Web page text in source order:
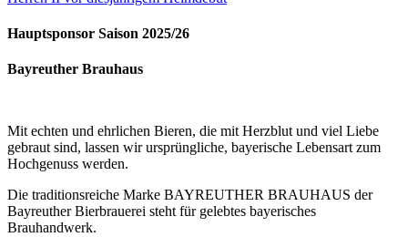
Hauptsponsor Saison 2025/26
Bayreuther Brauhaus
Mit echten und ehrlichen Bieren, die mit Herzblut und viel Liebe
gebraut sind, lassen wir ursprüngliche, bayerische Lebensart zum
Hochgenuss werden.
Die traditionsreiche Marke BAYREUTHER BRAUHAUS der
Bayreuther Bierbrauerei steht für gelebtes bayerisches
Brauhandwerk.